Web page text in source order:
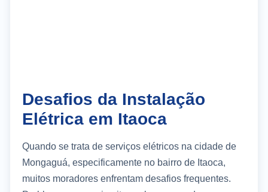
Desafios da Instalação
Elétrica em Itaoca
Quando se trata de serviços elétricos na cidade de
Mongaguá, especificamente no bairro de Itaoca,
muitos moradores enfrentam desafios frequentes.